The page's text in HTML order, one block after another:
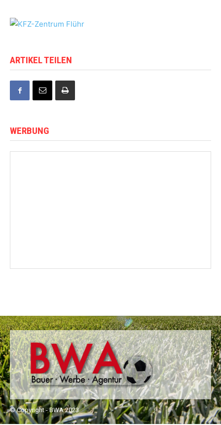
ARTIKEL TEILEN
WERBUNG
© Copyright - BWA 2023